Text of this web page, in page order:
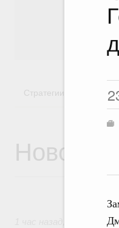
Стратегии
Новости